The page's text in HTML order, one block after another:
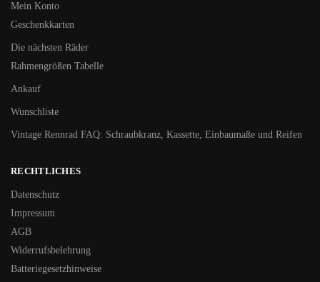
Mein Konto
Geschenkkarten
Die nächsten Räder
Rahmengrößen Tabelle
Ankauf
Wunschliste
Vintage Rennrad FAQ: Schraubkranz, Kassette, Einbaumaße und Reifen
RECHTLICHES
Datenschutz
Impressum
AGB
Widerrufsbelehrung
Batteriegesetzhinweise